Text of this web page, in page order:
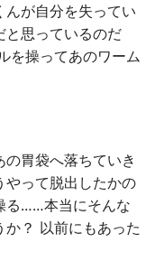
んが自分を失ってい
と思っているのだ
を操ってあのワーム
胃袋へ落ちていき
やって脱出したかの
る……本当にそんな
？ 以前にもあった